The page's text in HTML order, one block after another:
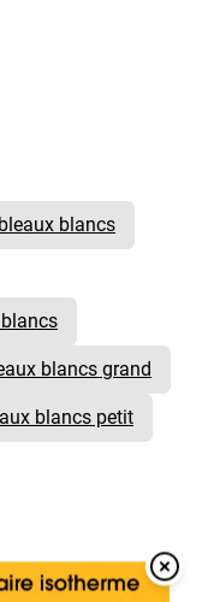
blancs
blancs grand
blancs petit